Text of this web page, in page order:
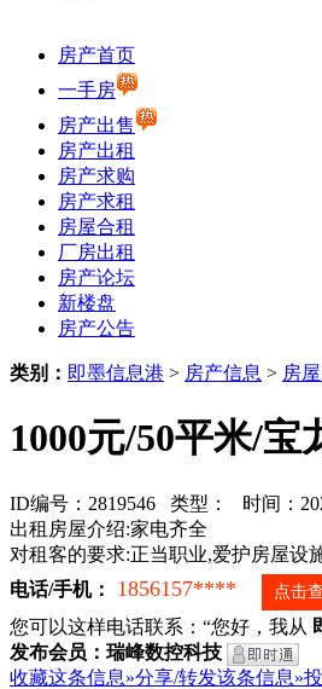
房产首页
一手房
房产出售
房产出租
房产求购
房产求租
房屋合租
厂房出租
房产论坛
新楼盘
房产公告
类别： 即墨信息港 > 房产信息 > 房
1000元/50平米/
ID编号：2819546 类型： 时间：
出租房屋介绍:家电齐全
对租客的要求:正当职业,爱护房屋设
电话/手机：
1856157**** 点击
您可以这样电话联系：“您好，我从
发布会员：瑞峰数控科技
收藏这条信息»分享/转发该条信息»